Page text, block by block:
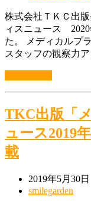
株式会社ＴＫＣ出
ィスニュース 2020
た。 メディカルプ
スタッフの観察力
TKC出版「
ュース2019
載
2019年5月30日
smilegarden